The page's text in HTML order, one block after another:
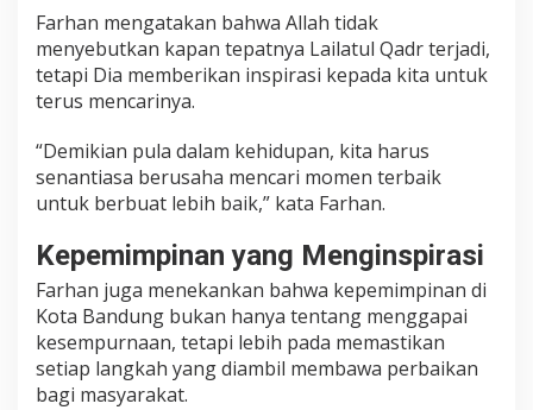
a
M
e
j
u
K
s
e
m
p
u
r
Farhan mengatakan bahwa Allah tidak
menyebutkan kapan tepatnya Lailatul Qadr terjadi,
tetapi Dia memberikan inspirasi kepada kita untuk
terus mencarinya.
“Demikian pula dalam kehidupan, kita harus
senantiasa berusaha mencari momen terbaik
untuk berbuat lebih baik,” kata Farhan.
Kepemimpinan yang Menginspirasi
Farhan juga menekankan bahwa kepemimpinan di
Kota Bandung bukan hanya tentang menggapai
kesempurnaan, tetapi lebih pada memastikan
setiap langkah yang diambil membawa perbaikan
bagi masyarakat.